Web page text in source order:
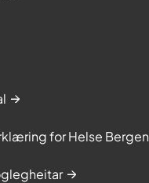
for Helse Bergen